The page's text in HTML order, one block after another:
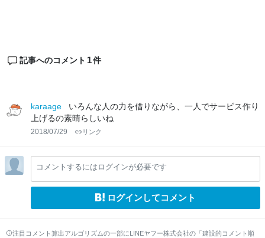
記事へのコメント 1件
karaage
いろんな人の力を借りながら、一人でサービス作り
上げるの素晴らしいね
2018/07/29 リンク
コメントするにはログインが必要です
ログインしてコメント
注目コメント算出アルゴリズムの一部にLINEヤフー株式会社の「建設的コメント順